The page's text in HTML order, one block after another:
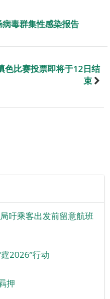
毒群集性感染报告
色比赛投票即将于12日结
束
吁乘客出发前留意航班
2026”行动
押